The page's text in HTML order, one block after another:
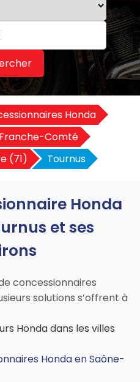
Honda
Comté
(71)
Tournus
Honda
et ses
concessionnaires
solutions s’offrent à
Honda dans les villes
Honda en Saône-